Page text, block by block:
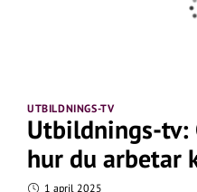
UTBILDNINGS-TV
Utbildnings-tv:
hur du arbetar
1 april 2025